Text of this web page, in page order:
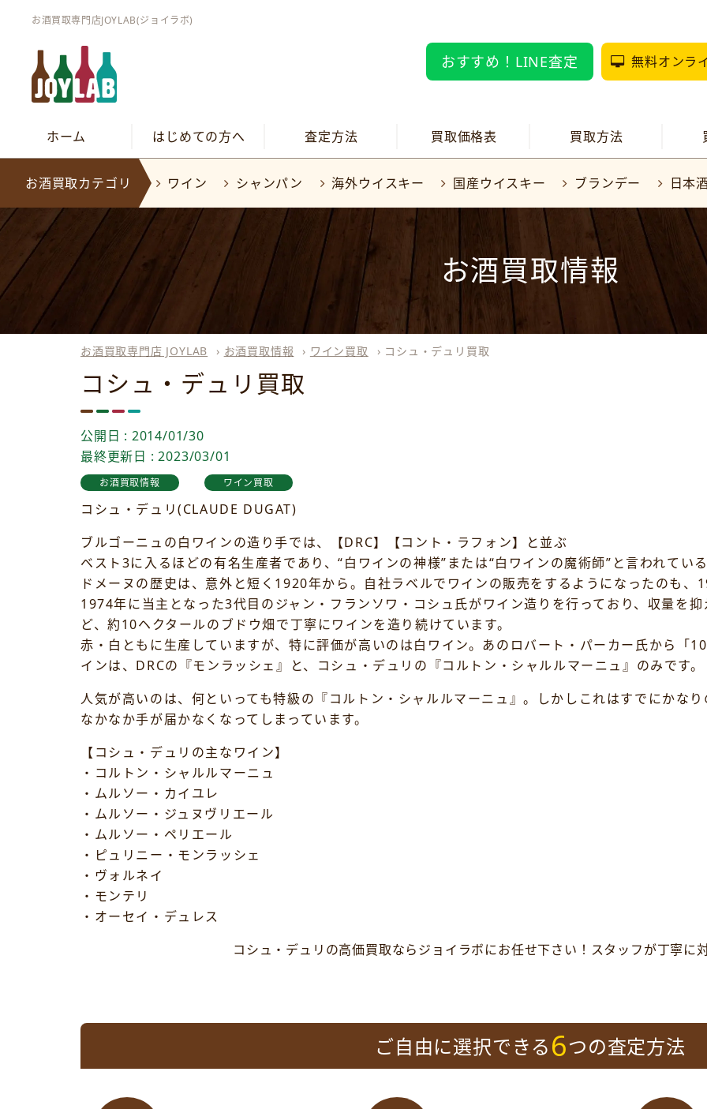
お酒買取専門店JOYLAB(ジョイラボ)
おすすめ！LINE査定 無料オンラ
ホーム はじめての方へ 査定方法 買取価格表 買取方法
お酒買取カテゴリ ワイン シャンパン 海外ウイスキー 国産ウイスキー ブランデー 日本
お酒買取情報
お酒買取専門店 JOYLAB › お酒買取情報 › ワイン買取 › コシュ・デュリ買取
コシュ・デュリ買取
公開日 : 2014/01/30
最終更新日 : 2023/03/01
お酒買取情報 ワイン買取
コシュ・デュリ(CLAUDE DUGAT)
ブルゴーニュの白ワインの造り手では、【DRC】【コント・ラフォン】と並ぶ
ベスト3に入るほどの有名生産者であり、“白ワインの神様”または“白ワインの魔術師”と言われてい
ドメーヌの歴史は、意外と短く1920年から。自社ラベルでワインの販売をするようになったのも、
1974年に当主となった3代目のジャン・フランソワ・コシュ氏がワイン造りを行っており、収量を
ど、約10ヘクタールのブドウ畑で丁寧にワインを造り続けています。
赤・白ともに生産していますが、特に評価が高いのは白ワイン。あのロバート・パーカー氏から「
インは、DRCの『モンラッシェ』と、コシュ・デュリの『コルトン・シャルルマーニュ』のみです。
人気が高いのは、何といっても特級の『コルトン・シャルルマーニュ』。しかしこれはすでにかなり
なかなか手が届かなくなってしまっています。
【コシュ・デュリの主なワイン】
・コルトン・シャルルマーニュ
・ムルソー・カイユレ
・ムルソー・ジュヌヴリエール
・ムルソー・ペリエール
・ピュリニー・モンラッシェ
・ヴォルネイ
・モンテリ
・オーセイ・デュレス
コシュ・デュリの高価買取ならジョイラボにお任せ下さい！スタッフが丁寧に
ご自由に選択できる6つの査定方法